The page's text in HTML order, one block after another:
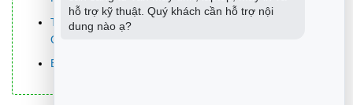
Top 10 Công Ty Thay Mực Máy In Đen Trắng Ở Tại
Quận 6 Tphcm
Bán Máy Tính Cũ Quận 2 – Giá Rẻ Uy Tín
hỗ trợ kỹ thuật. Quý khách cần hỗ trợ nội
dung nào ạ?